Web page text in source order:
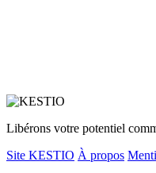
Libérons votre potentiel
Site KESTIO À propos